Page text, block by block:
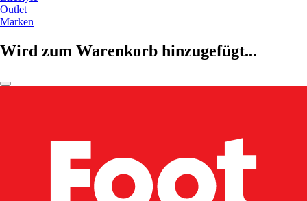
Outlet
Marken
Wird zum Warenkorb hinzugefügt...